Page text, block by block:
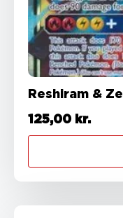
Reshiram &
125,00 kr.